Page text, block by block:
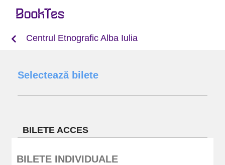
Centrul Etnografic Alba Iulia
Selectează bilete
BILETE ACCES
BILETE INDIVIDUALE